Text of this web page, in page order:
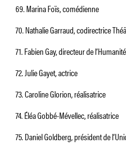
69. Marina Foïs, comédienne
70. Nathalie Garraud, codirectrice
71. Fabien Gay, directeur de l’Humanité
72. Julie Gayet, actrice
73. Caroline Glorion, réalisatrice
74. Éléa Gobbé-Mévellec, réalisatrice
75. Daniel Goldberg, président de